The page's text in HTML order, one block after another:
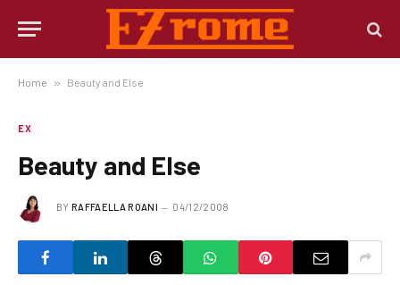
Home » Beauty and Else
EX
Beauty and Else
BY RAFFAELLA ROANI 04/12/2008